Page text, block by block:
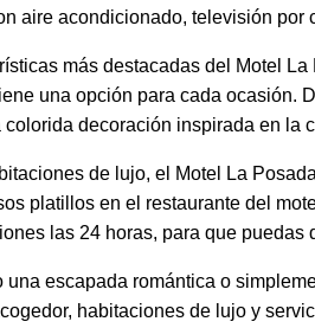
aire acondicionado, televisión por
más destacadas del Motel
una opción para cada ocasión.
colorida decoración inspirada en
de lujo, el Motel La
platillos en el restaurante del
las 24 horas, para que
una escapada romántica o
habitaciones de lujo y